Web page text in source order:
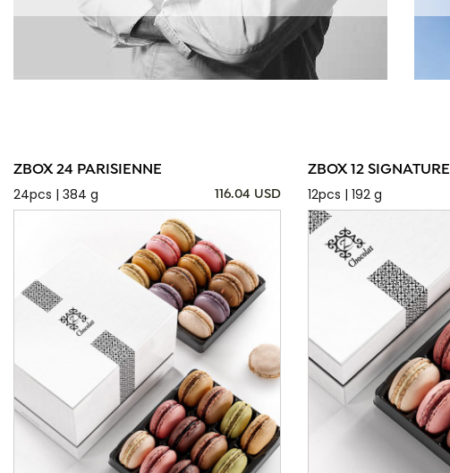
ZBOX 24 PARISIENNE
24pcs | 384 g
116.04 USD
ZBOX 12 SIGNATURE
12pcs | 192 g